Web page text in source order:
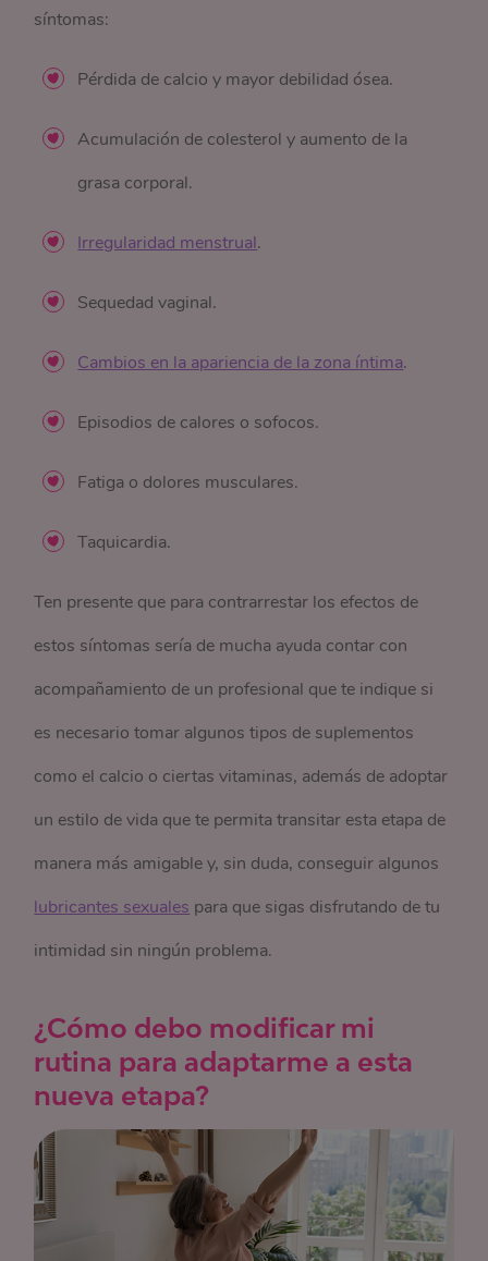
síntomas:
Pérdida de calcio y mayor debilidad ósea.
Acumulación de colesterol y aumento de la
grasa corporal.
Irregularidad menstrual.
Sequedad vaginal.
Cambios en la apariencia de la zona íntima.
Episodios de calores o sofocos.
Fatiga o dolores musculares.
Taquicardia.
Ten presente que para contrarrestar los efectos de
estos síntomas sería de mucha ayuda contar con
acompañamiento de un profesional que te indique si
es necesario tomar algunos tipos de suplementos
como el calcio o ciertas vitaminas, además de adoptar
un estilo de vida que te permita transitar esta etapa de
manera más amigable y, sin duda, conseguir algunos
lubricantes sexuales para que sigas disfrutando de tu
intimidad sin ningún problema.
¿Cómo debo modificar mi
rutina para adaptarme a esta
nueva etapa?